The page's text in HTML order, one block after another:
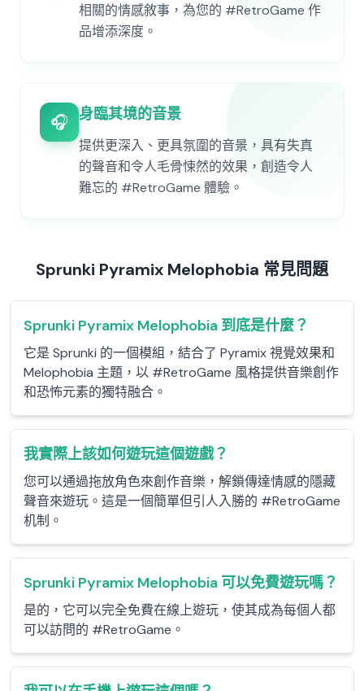
相關的情感敘事，為您的 #RetroGame 作
品增添深度。
🎧 身臨其境的音景
提供更深入、更具氛圍的音景，具有失真
的聲音和令人毛骨悚然的效果，創造令人
難忘的 #RetroGame 體驗。
Sprunki Pyramix Melophobia 常見問題
Sprunki Pyramix Melophobia 到底是什麼？
它是 Sprunki 的一個模組，結合了 Pyramix 視覺效果和
Melophobia 主題，以 #RetroGame 風格提供音樂創作
和恐怖元素的獨特融合。
我實際上該如何遊玩這個遊戲？
您可以通過拖放角色來創作音樂，解鎖傳達情感的隱藏
聲音來遊玩。這是一個簡單但引人入勝的 #RetroGame
机制。
Sprunki Pyramix Melophobia 可以免費遊玩嗎？
是的，它可以完全免費在線上遊玩，使其成為每個人都
可以訪問的 #RetroGame。